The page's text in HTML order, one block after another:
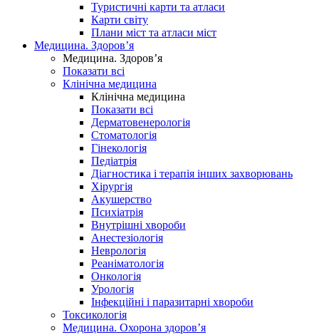
Туристичні карти та атласи
Карти світу
Плани міст та атласи міст
Медицина. Здоров’я
Медицина. Здоров’я
Показати всі
Клінічна медицина
Клінічна медицина
Показати всі
Дерматовенерологія
Стоматологія
Гінекологія
Педіатрія
Діагностика і терапія інших захворювань
Хірургія
Акушерство
Психіатрія
Внутрішні хвороби
Анестезіологія
Неврологія
Реаніматологія
Онкологія
Урологія
Інфекційні і паразитарні хвороби
Токсикологія
Медицина. Охорона здоров’я